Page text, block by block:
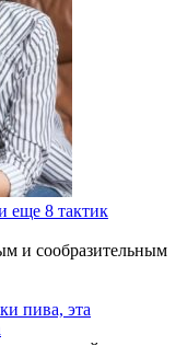
еще 8 тактик
и сообразительным
пива, эта